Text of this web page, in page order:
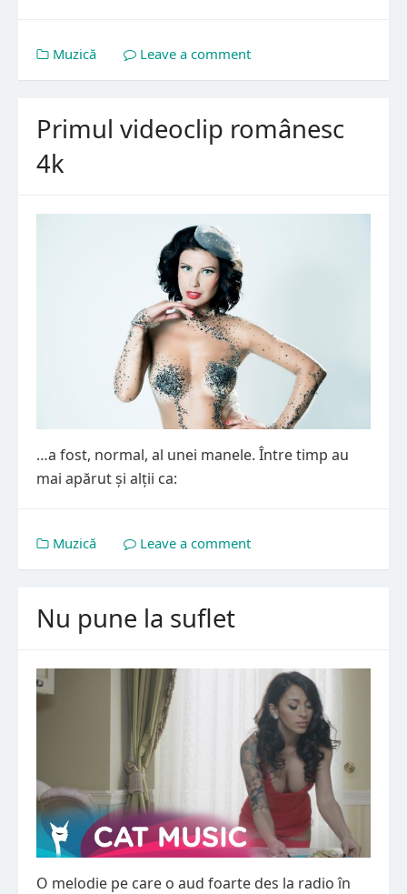
Muzică Leave a comment
Primul videoclip românesc
4k
…a fost, normal, al unei manele. Între timp au
mai apărut și alții ca:
Muzică Leave a comment
Nu pune la suflet
O melodie pe care o aud foarte des la radio în